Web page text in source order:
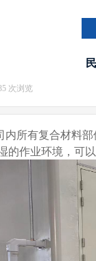
次浏览
内所有复合材料部
的作业环境，可